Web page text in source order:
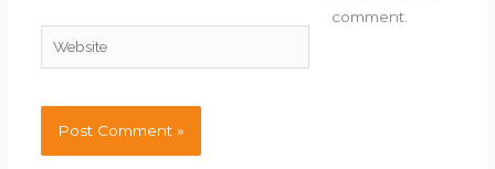
Website
comment.